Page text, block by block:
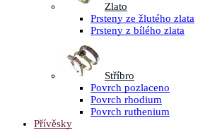
Zlato
Prsteny ze žlutého zlata
Prsteny z bílého zlata
Stříbro
Povrch pozlaceno
Povrch rhodium
Povrch ruthenium
Přívěsky